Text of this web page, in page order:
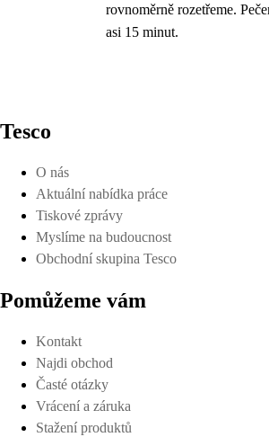
rovnoměrně rozetřeme.
asi 15 minut.
Tesco
O nás
Aktuální nabídka práce
Tiskové zprávy
Myslíme na budoucnost
Obchodní skupina Tesco
Pomůžeme vám
Kontakt
Najdi obchod
Časté otázky
Vrácení a záruka
Stažení produktů